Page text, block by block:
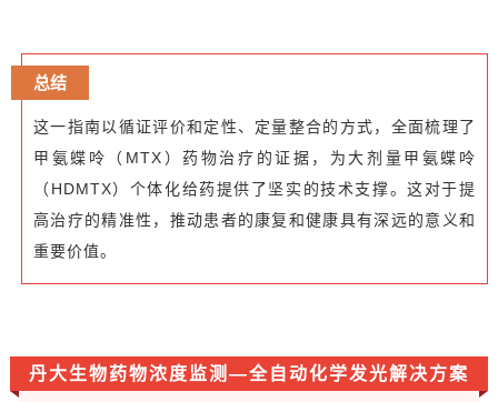
总结
这一指南以循证评价和定性、定量整合的方式，全面梳理了
甲氨蝶呤（MTX）药物治疗的证据，为大剂量甲氨蝶呤
（HDMTX）个体化给药提供了坚实的技术支撑。这对于提
高治疗的精准性，推动患者的康复和健康具有深远的意义和
重要价值。
丹大生物药物浓度监测—全自动化学发光解决方案